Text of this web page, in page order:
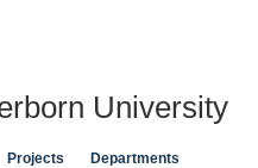
University
Projects Departments